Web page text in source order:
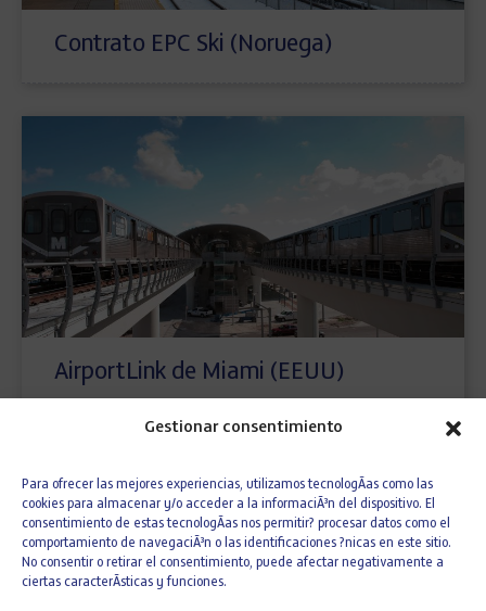
Gestionar consentimiento
Para ofrecer las mejores experiencias, utilizamos tecnologÃ­as como las
cookies para almacenar y/o acceder a la informaciÃ³n del dispositivo. El
consentimiento de estas tecnologÃ­as nos permitir? procesar datos como el
comportamiento de navegaciÃ³n o las identificaciones ?nicas en este sitio.
No consentir o retirar el consentimiento, puede afectar negativamente a
ciertas caracterÃ­sticas y funciones.
Contrato EPC Ski (Noruega)
AirportLink de Miami (EEUU)